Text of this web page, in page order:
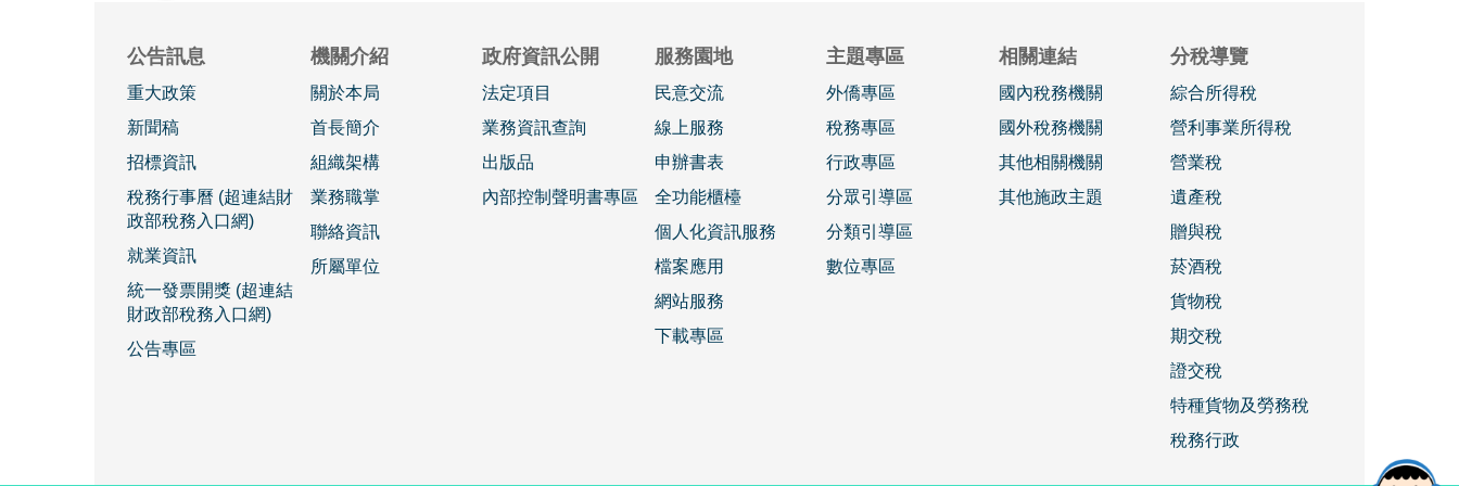
公告訊息
重大政策
新聞稿
招標資訊
稅務行事曆 (超連結財
政部稅務入口網)
就業資訊
統一發票開獎 (超連結
財政部稅務入口網)
公告專區
機關介紹
關於本局
首長簡介
組織架構
業務職掌
聯絡資訊
所屬單位
政府資訊公開
法定項目
業務資訊查詢
出版品
內部控制聲明書專區
服務園地
民意交流
線上服務
申辦書表
全功能櫃檯
個人化資訊服務
檔案應用
網站服務
下載專區
主題專區
外僑專區
稅務專區
行政專區
分眾引導區
分類引導區
數位專區
相關連結
國內稅務機關
國外稅務機關
其他相關機關
其他施政主題
分稅導覽
綜合所得稅
營利事業所得稅
營業稅
遺產稅
贈與稅
菸酒稅
貨物稅
期交稅
證交稅
特種貨物及勞務稅
稅務行政